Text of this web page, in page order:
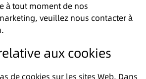
à tout moment de nos
veuillez nous contacter à
aux cookies
de cookies sur les sites Web. Dans